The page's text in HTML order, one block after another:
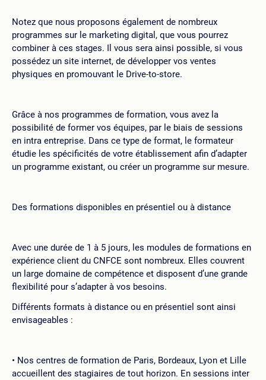
Notez que nous proposons également de nombreux
programmes sur le marketing digital, que vous pourrez
combiner à ces stages. Il vous sera ainsi possible, si vous
possédez un site internet, de développer vos ventes
physiques en promouvant le Drive-to-store.
Grâce à nos programmes de formation, vous avez la
possibilité de former vos équipes, par le biais de sessions
en intra entreprise. Dans ce type de format, le formateur
étudie les spécificités de votre établissement afin d’adapter
un programme existant, ou créer un programme sur mesure.
Des formations disponibles en présentiel ou à distance
Avec une durée de 1 à 5 jours, les modules de formations en
expérience client du CNFCE sont nombreux. Elles couvrent
un large domaine de compétence et disposent d’une grande
flexibilité pour s’adapter à vos besoins.
Différents formats à distance ou en présentiel sont ainsi
envisageables :
Nos centres de formation de Paris, Bordeaux, Lyon et Lille
accueillent des stagiaires de tout horizon. En sessions inter